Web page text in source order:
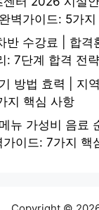
벽가이드: 5가
반 수강료 | 합격
: 7단계 합격 전략
방법 효력 | 지
지 핵심 사항
뉴 가성비 음료
이드: 7가지 핵